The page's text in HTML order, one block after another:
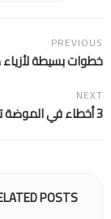
PREVIOUS
خطوات بسيطة لأزياء
NEXT
3 أخطاء في الموضة تجعل أسلوبك يبدو غبياً
POSTS